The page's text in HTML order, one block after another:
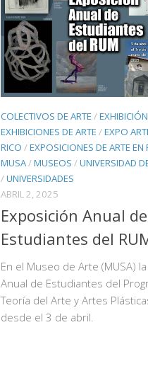
COLECTIVOS DE ARTE /EXHIBICIÓN
EXHIBICIONES DE ARTE /EXPO
RICO /EXPOSICIONES DE ARTE EN
MUSA /MUSEOS /UNIVERSIDAD
/UNIVERSIDADES
ABRIL 2, 2025
Exposición Anual de
Estudiantes del
En el Museo de Arte (MUSA)
Anual de Estudiantes del
Teoría del Arte y Artes
desde el 3 de abril.